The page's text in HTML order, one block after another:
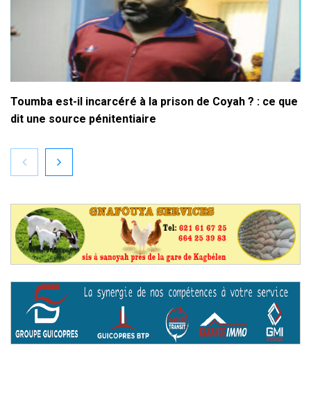
Toumba est-il incarcéré à la prison de Coyah ? : ce que
dit une source pénitentiaire